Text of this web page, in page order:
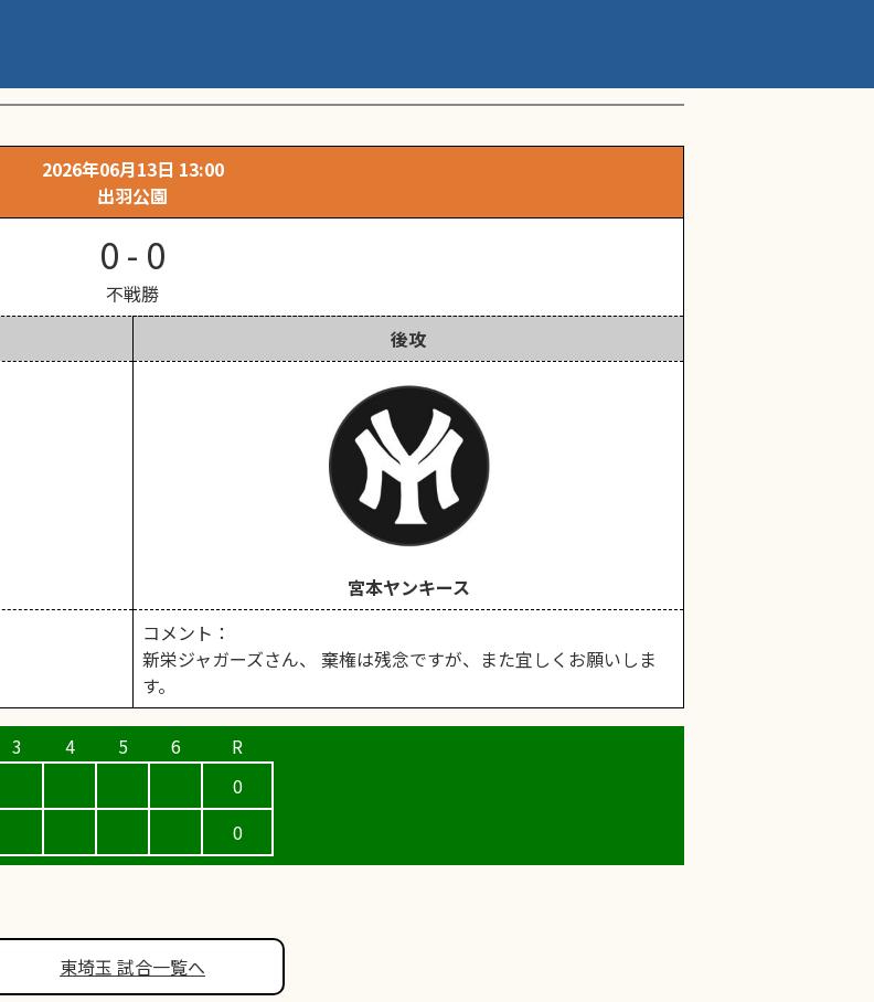
2026年06月13日 13:00
出羽公園
0 - 0
不戦勝
後攻
宮本ヤンキース
コメント：
新栄ジャガーズさん、 棄権は残念ですが、また宜しくお願いしま
す。
0
0
東埼玉 試合一覧へ